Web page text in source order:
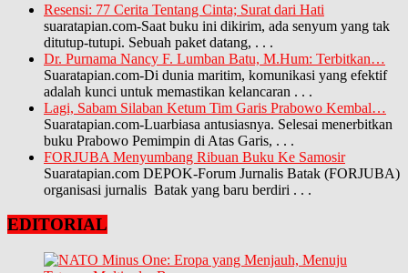
Resensi: 77 Cerita Tentang Cinta; Surat dari Hati
suaratapian.com-Saat buku ini dikirim, ada senyum yang tak
ditutup-tutupi. Sebuah paket datang, . . .
Dr. Purnama Nancy F. Lumban Batu, M.Hum: Terbitkan…
Suaratapian.com-Di dunia maritim, komunikasi yang efektif
adalah kunci untuk memastikan kelancaran . . .
Lagi, Sabam Silaban Ketum Tim Garis Prabowo Kembal…
Suaratapian.com-Luarbiasa antusiasnya. Selesai menerbitkan
buku Prabowo Pemimpin di Atas Garis, . . .
FORJUBA Menyumbang Ribuan Buku Ke Samosir
Suaratapian.com DEPOK-Forum Jurnalis Batak (FORJUBA)
organisasi jurnalis Batak yang baru berdiri . . .
EDITORIAL